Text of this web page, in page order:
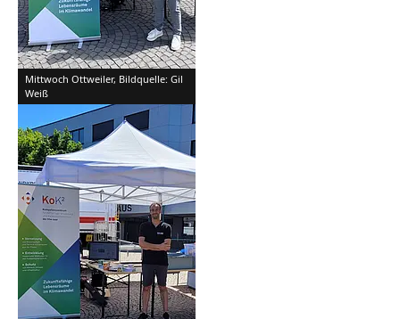
Mittwoch Ottweiler, Bildquelle: Gil
Weiß